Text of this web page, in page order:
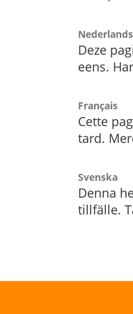
Nederlands
Deze
eens.
Français
Cette
tard.
Svenska
Denna
tillfälle.